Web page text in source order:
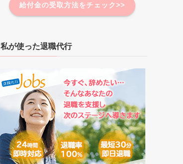
給付金の受取方法をチェック>>
私が使った退職代行